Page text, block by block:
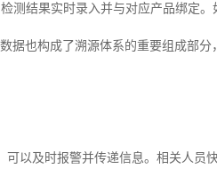
测结果实时录入并与对应产品绑定。
据也构成了溯源体系的重要组成部分
以及时报警并传递信息。相关人员